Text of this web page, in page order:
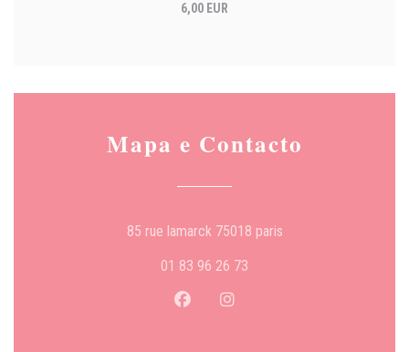
6,00 EUR
Mapa e Contacto
85 rue lamarck 75018 paris((abre numa nova
01 83 96 26 73
Facebook ((abre numa nova
Instagram ((abre numa